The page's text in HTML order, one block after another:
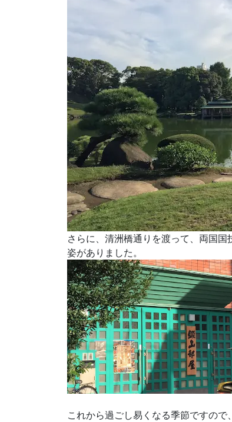
さらに、清洲橋通りを渡って、両国
姿がありました。
これから過ごし易くなる季節ですので